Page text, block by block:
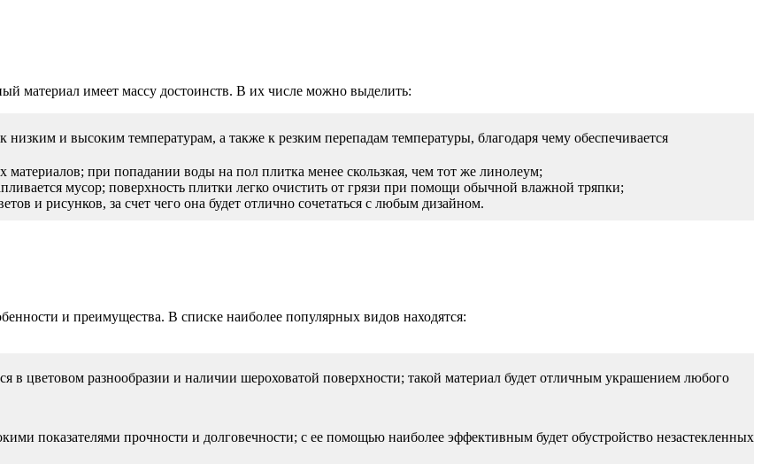
материал имеет массу достоинств. В их числе можно выделить:
и высоким температурам, а также к резким перепадам температуры, благодаря чему обеспечивается
материалов; при попадании воды на пол плитка менее скользкая, чем тот же линолеум;
мусор; поверхность плитки легко очистить от грязи при помощи обычной влажной тряпки;
и рисунков, за счет чего она будет отлично сочетаться с любым дизайном.
и преимущества. В списке наиболее популярных видов находятся:
в цветовом разнообразии и наличии шероховатой поверхности; такой материал будет отличным украшением любого
показателями прочности и долговечности; с ее помощью наиболее эффективным будет обустройство незастекленных